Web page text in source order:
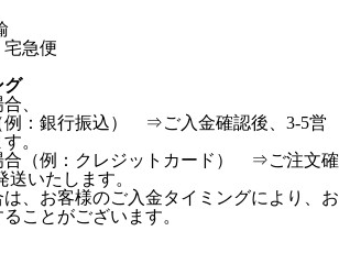
宅急便
グ
、
例：銀行振込） ⇒ご入金確認後、3-5営
。
合（例：クレジットカード） ⇒ご注文確
いたします。
、お客様のご入金タイミングにより、お
ことがございます。